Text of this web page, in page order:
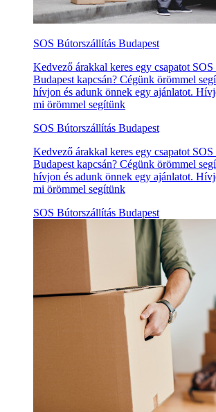
SOS Bútorszállítás Budapest
Kedvező árakkal keres egy csapatot
Budapest kapcsán? Cégünk örömmel
hívjon és adunk önnek egy ajánlatot.
mi örömmel segítünk
SOS Bútorszállítás Budapest
Kedvező árakkal keres egy csapatot
Budapest kapcsán? Cégünk örömmel
hívjon és adunk önnek egy ajánlatot.
mi örömmel segítünk
SOS Bútorszállítás Budapest